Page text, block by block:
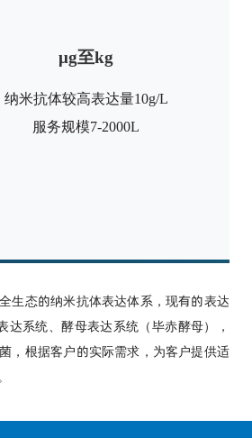
μg至kg
纳米抗体较高表达量10g/L
服务规模7-2000L
生态的纳米抗体表达体系，现有的表达
达系统、酵母表达系统（毕赤酵母），
，根据客户的实际需求，为客户提供适